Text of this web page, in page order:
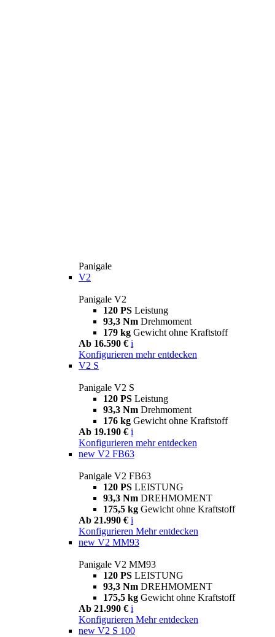
Panigale
V2
Panigale V2
120 PS Leistung
93,3 Nm Drehmoment
179 kg Gewicht ohne Kraftstoff
Ab 16.590 € i
Konfigurieren mehr entdecken
V2 S
Panigale V2 S
120 PS Leistung
93,3 Nm Drehmoment
176 kg Gewicht ohne Kraftstoff
Ab 19.190 € i
Konfigurieren mehr entdecken
new V2 FB63
Panigale V2 FB63
120 PS LEISTUNG
93,3 Nm DREHMOMENT
175,5 kg Gewicht ohne Kraftstoff
Ab 21.990 € i
Konfigurieren Mehr entdecken
new V2 MM93
Panigale V2 MM93
120 PS LEISTUNG
93,3 Nm DREHMOMENT
175,5 kg Gewicht ohne Kraftstoff
Ab 21.990 € i
Konfigurieren Mehr entdecken
new V2 S 100